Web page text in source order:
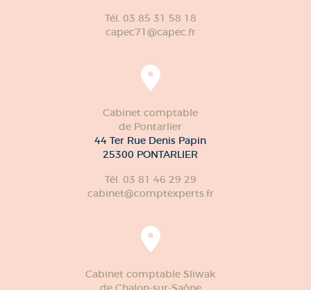
Tél. 03 85 31 58 18
capec71@capec.fr
Cabinet comptable
de Pontarlier
44 Ter Rue Denis Papin
25300 PONTARLIER
Tél. 03 81 46 29 29
cabinet@comptexperts.fr
Cabinet comptable Sliwak